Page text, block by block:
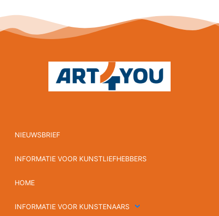
NIEUWSBRIEF
INFORMATIE VOOR KUNSTLIEFHEBBERS
HOME
INFORMATIE VOOR KUNSTENAARS